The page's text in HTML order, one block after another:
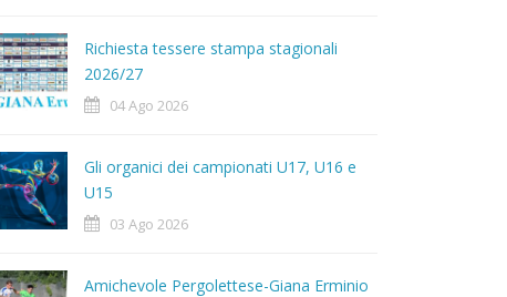
Richiesta tessere stampa stagionali
2026/27
04 Ago 2026
Gli organici dei campionati U17, U16 e
U15
03 Ago 2026
Amichevole Pergolettese-Giana Erminio